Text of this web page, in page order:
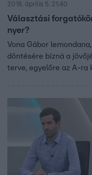
2018. április 5. 21:40
Választási
nyer?
Vona Gábor
döntésére bízná a
terve, egyelőre az A-ra